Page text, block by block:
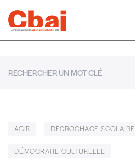
AGIR DÉCROCHAGE SCOLAIRE
DÉMOCRATIE CULTURELLE